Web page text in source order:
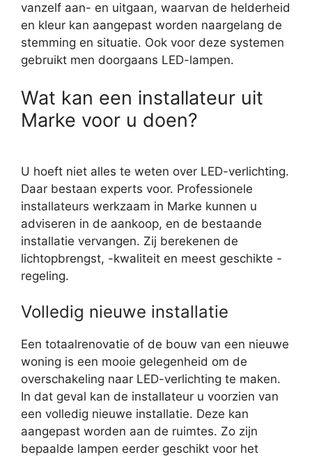
vanzelf aan- en uitgaan, waarvan de helderheid
en kleur kan aangepast worden naargelang de
stemming en situatie. Ook voor deze systemen
gebruikt men doorgaans LED-lampen.
Wat kan een installateur uit
Marke voor u doen?
U hoeft niet alles te weten over LED-verlichting.
Daar bestaan experts voor. Professionele
installateurs werkzaam in Marke kunnen u
adviseren in de aankoop, en de bestaande
installatie vervangen. Zij berekenen de
lichtopbrengst, -kwaliteit en meest geschikte -
regeling.
Volledig nieuwe installatie
Een totaalrenovatie of de bouw van een nieuwe
woning is een mooie gelegenheid om de
overschakeling naar LED-verlichting te maken.
In dat geval kan de installateur u voorzien van
een volledig nieuwe installatie. Deze kan
aangepast worden aan de ruimtes. Zo zijn
bepaalde lampen eerder geschikt voor het